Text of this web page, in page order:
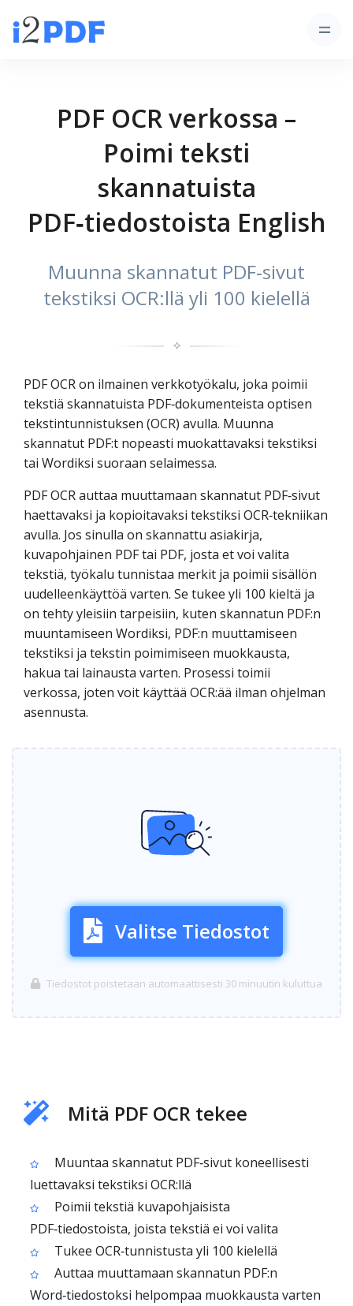
PDF OCR verkossa –
Poimi teksti
skannatuista
PDF‑tiedostoista English
Muunna skannatut PDF‑sivut
tekstiksi OCR:llä yli 100 kielellä
✧
PDF OCR on ilmainen verkkotyökalu, joka poimii
tekstiä skannatuista PDF‑dokumenteista optisen
tekstintunnistuksen (OCR) avulla. Muunna
skannatut PDF:t nopeasti muokattavaksi tekstiksi
tai Wordiksi suoraan selaimessa.
PDF OCR auttaa muuttamaan skannatut PDF‑sivut
haettavaksi ja kopioitavaksi tekstiksi OCR‑tekniikan
avulla. Jos sinulla on skannattu asiakirja,
kuvapohjainen PDF tai PDF, josta et voi valita
tekstiä, työkalu tunnistaa merkit ja poimii sisällön
uudelleenkäyttöä varten. Se tukee yli 100 kieltä ja
on tehty yleisiin tarpeisiin, kuten skannatun PDF:n
muuntamiseen Wordiksi, PDF:n muuttamiseen
tekstiksi ja tekstin poimimiseen muokkausta,
hakua tai lainausta varten. Prosessi toimii
verkossa, joten voit käyttää OCR:ää ilman ohjelman
asennusta.
Valitse Tiedostot
Tiedostot poistetaan automaattisesti 30 minuutin kuluttua
Mitä PDF OCR tekee
Muuntaa skannatut PDF‑sivut koneellisesti
luettavaksi tekstiksi OCR:llä
Poimii tekstiä kuvapohjaisista
PDF‑tiedostoista, joista tekstiä ei voi valita
Tukee OCR‑tunnistusta yli 100 kielellä
Auttaa muuttamaan skannatun PDF:n
Word‑tiedostoksi helpompaa muokkausta varten